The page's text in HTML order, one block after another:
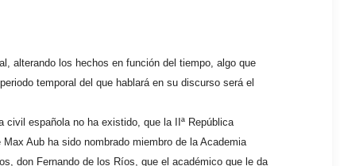
alterando los hechos en función del tiempo, algo que
temporal del que hablará en su discurso será el
española no ha existido, que la IIª República
Aub ha sido nombrado miembro de la Academia
don Fernando de los Ríos, que el académico que le da